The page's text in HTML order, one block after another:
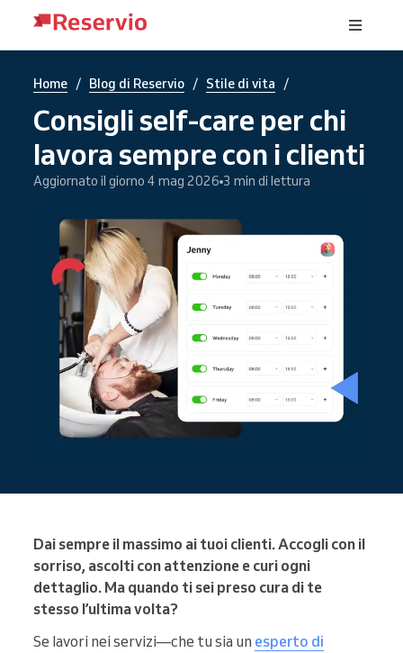
Home / Blog di Reservio / Stile di vita /
Consigli self-care per chi
lavora sempre con i clienti
Aggiornato il giorno 4 mag 2026 3 min di lettura
Dai sempre il massimo ai tuoi clienti. Accogli con il
sorriso, ascolti con attenzione e curi ogni
dettaglio. Ma quando ti sei preso cura di te
stesso l’ultima volta?
Se lavori nei servizi—che tu sia un esperto di